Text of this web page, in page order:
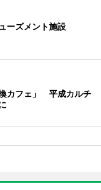
ーズメント施設
カフェ」 平成カルチ